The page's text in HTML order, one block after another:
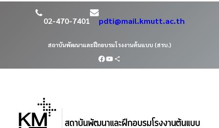
02-470-7401 pdti@mail.kmutt.ac.th
สถาบันพัฒนาและฝึกอบรมโรงงานต้นแบบ (สรบ.)